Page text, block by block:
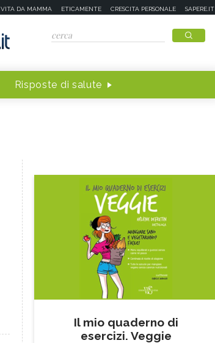
VITA DA MAMMA ETICAMENTE CRESCITA PERSONALE SAPERE.IT
Risposte di salute
Il mio quaderno di
esercizi. Veggie